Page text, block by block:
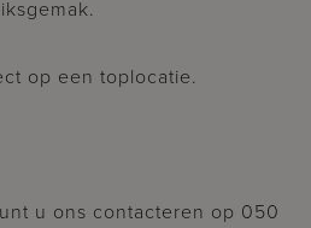
op een toplocatie.
u ons contacteren op 050